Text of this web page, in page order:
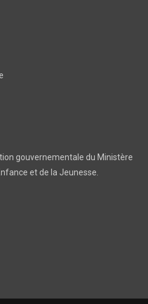
gouvernementale du Ministère
et de la Jeunesse.